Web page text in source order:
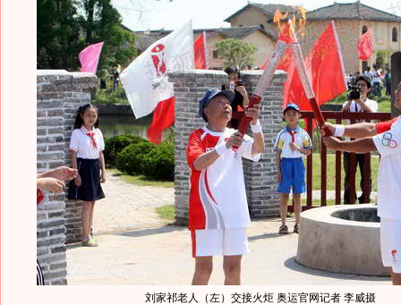
刘家祁老人（左）交接火炬 奥运官网记者 李威摄